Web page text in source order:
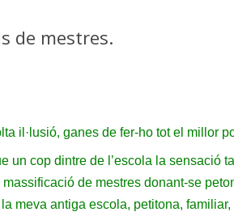
de mestres.
il·lusió, ganes de fer-ho tot el millor
cop dintre de l’escola la sensació
de mestres donant-se
meva antiga escola, petitona,